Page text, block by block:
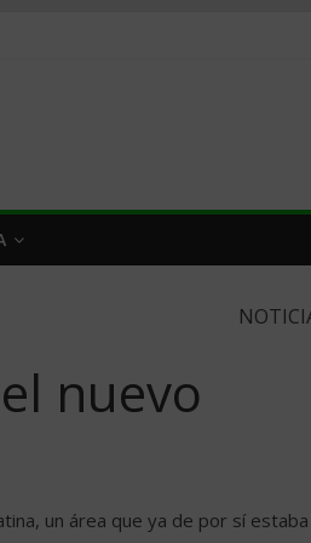
nuevo
un área que ya de por sí estaba